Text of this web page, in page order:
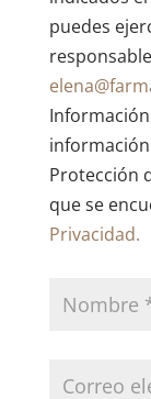
puedes
Protección
que se
Privacidad.